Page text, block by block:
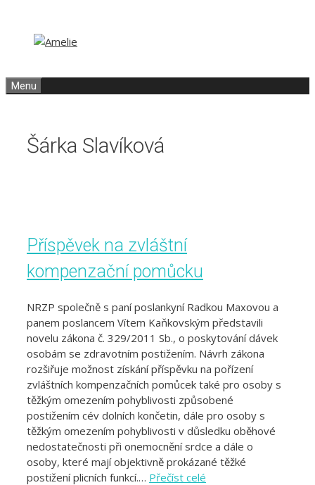
obsah
obsah
Menu
Šárka Slavíková
Příspěvek na zvláštní
kompenzační pomůcku
NRZP společně s paní poslankyní Radkou Maxovou a
panem poslancem Vítem Kaňkovským představili
novelu zákona č. 329/2011 Sb., o poskytování dávek
osobám se zdravotním postižením. Návrh zákona
rozšiřuje možnost získání příspěvku na pořízení
zvláštních kompenzačních pomůcek také pro osoby s
těžkým omezením pohyblivosti způsobené
postižením cév dolních končetin, dále pro osoby s
těžkým omezením pohyblivosti v důsledku oběhové
nedostatečnosti při onemocnění srdce a dále o
osoby, které mají objektivně prokázané těžké
postižení plicních funkcí.… Přečíst celé